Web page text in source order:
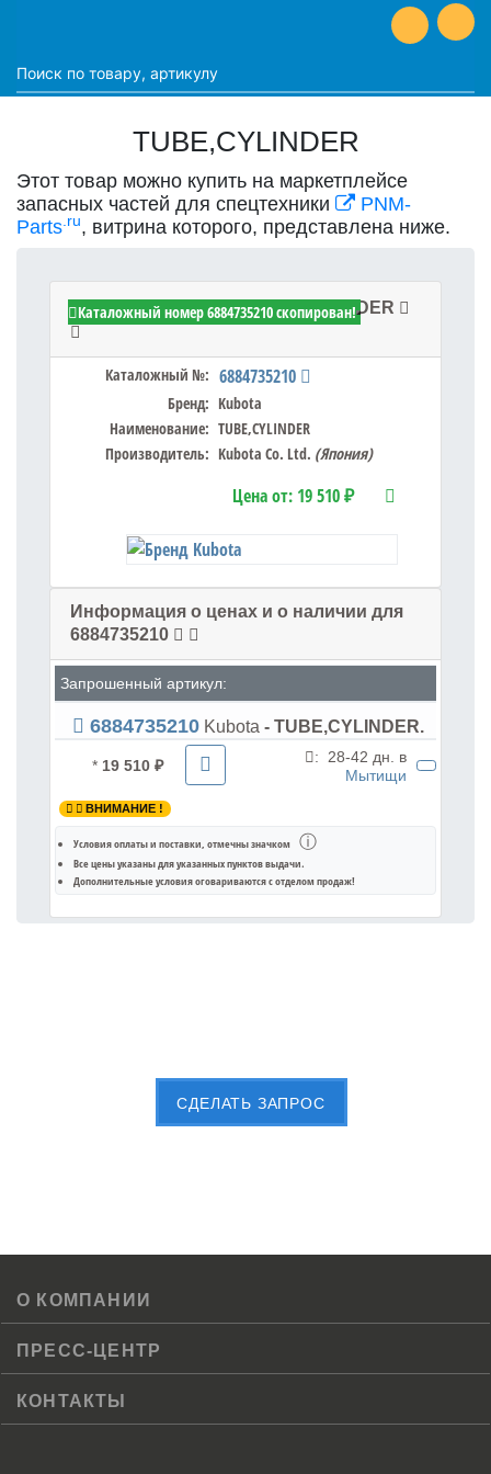
TUBE,CYLINDER
Этот товар можно купить на маркетплейсе
запасных частей для спецтехники
PNM-
Parts.ru, витрина которого, представлена ниже.
Kubota 6884735210 - TUBE,CYLINDER
Каталожный №: 6884735210
Бренд: Kubota
Наименование: TUBE,CYLINDER
Производитель: Kubota Co. Ltd. (Япония)
Цена от: 19 510 ₽
Каталожный номер 6884735210 скопирован!
Информация о ценах и о наличии для
6884735210
Запрошенный артикул:
6884735210 Kubota - TUBE,CYLINDER.
* 19 510 ₽ : 28-42 дн. в
Мытищи
ВНИМАНИЕ !
Условия оплаты и поставки, отмечны значком ⓘ
Все цены указаны дляуказанных пунктов выдачи.
Дополнительные условия оговариваются с отделом продаж!
CДЕЛАТЬ ЗАПРОС
О КОМПАНИИ
ПРЕСС-ЦЕНТР
КОНТАКТЫ